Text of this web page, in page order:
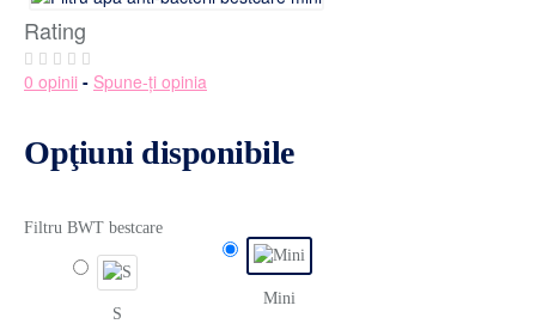
Rating
0 opinii - Spune-ţi opinia
Opţiuni disponibile
Filtru BWT bestcare
S
Mini